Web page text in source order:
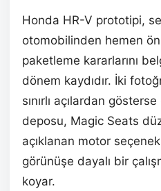
Honda HR-V prototipi,
otomobilinden hemen
paketleme kararlarını
dönem kaydıdır. İki
sınırlı açılardan
deposu, Magic Seats
açıklanan motor
görünüşe dayalı bir
koyar.